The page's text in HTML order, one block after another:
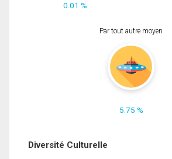
0.01 %
Par tout autre moyen
5.75 %
Diversité Culturelle